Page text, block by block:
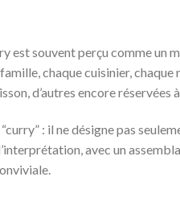
est souvent perçu comme un
chaque cuisinier,
d’autres encore réservées
: il ne désigne pas
avec un